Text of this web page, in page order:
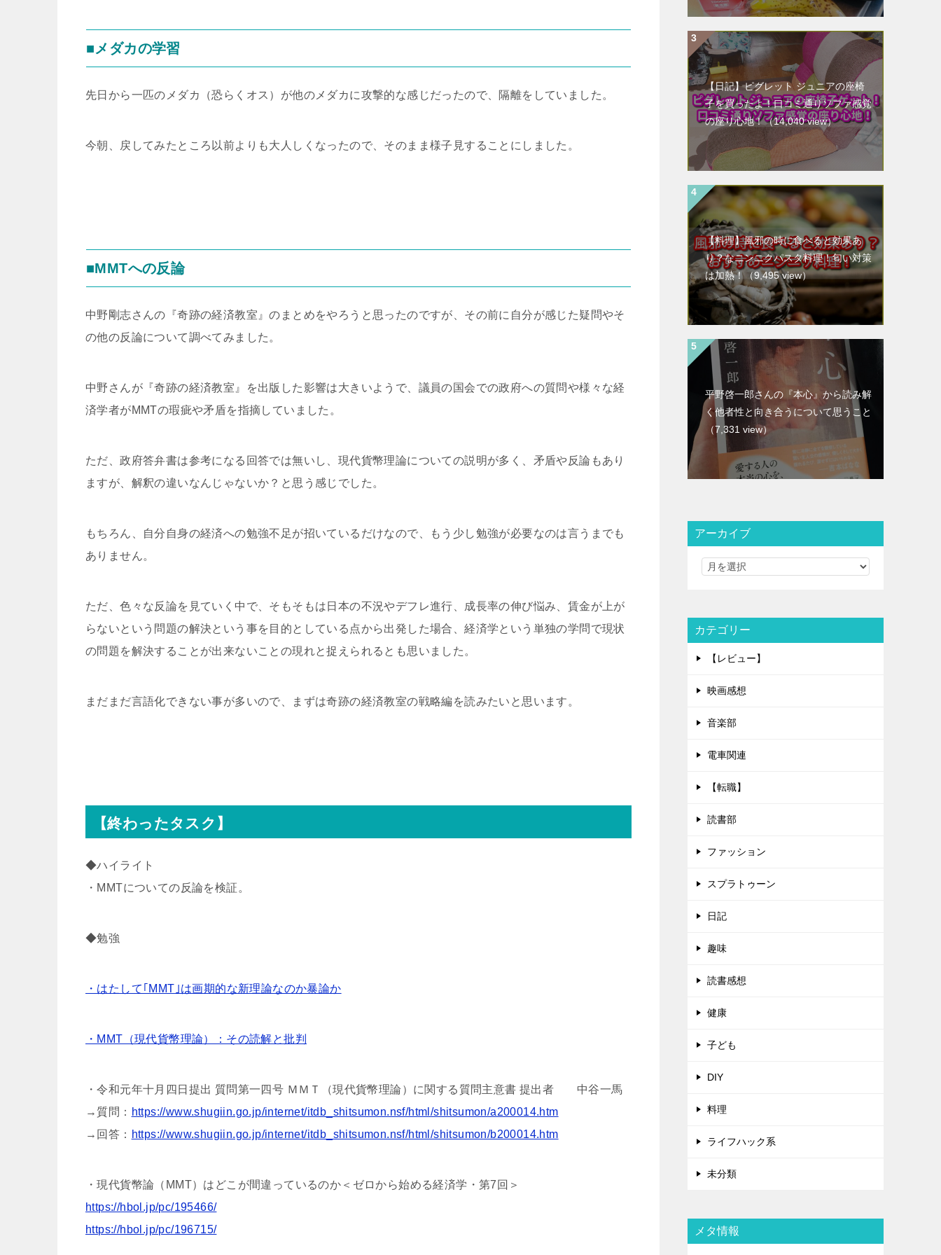
■メダカの学習
先日から一匹のメダカ（恐らくオス）が他のメダカに攻撃的な感じだったので、隔離をしていました。
今朝、戻してみたところ以前よりも大人しくなったので、そのまま様子見することにしました。
■MMTへの反論
中野剛志さんの『奇跡の経済教室』のまとめをやろうと思ったのですが、その前に自分が感じた疑問やそ
の他の反論について調べてみました。
中野さんが『奇跡の経済教室』を出版した影響は大きいようで、議員の国会での政府への質問や様々な経
済学者がMMTの瑕疵や矛盾を指摘していました。
ただ、政府答弁書は参考になる回答では無いし、現代貨幣理論についての説明が多く、矛盾や反論もあり
ますが、解釈の違いなんじゃないか？と思う感じでした。
もちろん、自分自身の経済への勉強不足が招いているだけなので、もう少し勉強が必要なのは言うまでも
ありません。
ただ、色々な反論を見ていく中で、そもそもは日本の不況やデフレ進行、成長率の伸び悩み、賃金が上が
らないという問題の解決という事を目的としている点から出発した場合、経済学という単独の学問で現状
の問題を解決することが出来ないことの現れと捉えられるとも思いました。
まだまだ言語化できない事が多いので、まずは奇跡の経済教室の戦略編を読みたいと思います。
【終わったタスク】
◆ハイライト
・MMTについての反論を検証。
◆勉強
・はたして｢MMT｣は画期的な新理論なのか暴論か
・MMT（現代貨幣理論）：その読解と批判
・令和元年十月四日提出 質問第一四号 ＭＭＴ（現代貨幣理論）に関する質問主意書 提出者 中谷一馬
→質問： https://www.shugiin.go.jp/internet/itdb_shitsumon.nsf/html/shitsumon/a200014.htm
→回答： https://www.shugiin.go.jp/internet/itdb_shitsumon.nsf/html/shitsumon/b200014.htm
・現代貨幣論（MMT）はどこが間違っているのか＜ゼロから始める経済学・第7回＞
https://hbol.jp/pc/195466/
https://hbol.jp/pc/196715/
【日記】ピグレット ジュニアの座椅
子を買ったよ！口コミ通りソファ感覚
の座り心地！（14,040 view）
【料理】風邪の時に食べると効果あ
り？なニンニクパスタ料理！匂い対策
は加熱！ （9,495 view）
平野啓一郎さんの『本心』から読み解
く他者性と向き合うについて思うこと
（7,331 view）
アーカイブ
カテゴリー
【レビュー】
映画感想
音楽部
電車関連
【転職】
読書部
ファッション
スプラトゥーン
日記
趣味
読書感想
健康
子ども
DIY
料理
ライフハック系
未分類
メタ情報